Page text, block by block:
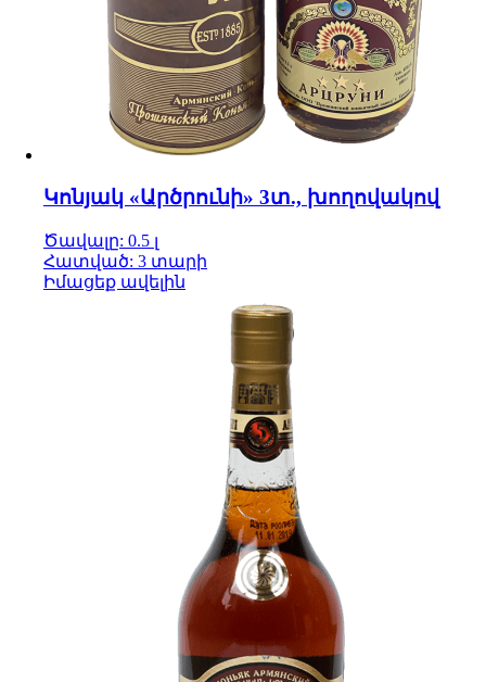
Կոնյակ «Արծրունի» 3տ., խողովակով
Ծավալը: 0.5 լ
Հատված: 3 տարի
Իմացեք ավելին